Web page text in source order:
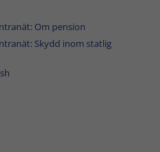
Om pension
Skydd inom statlig